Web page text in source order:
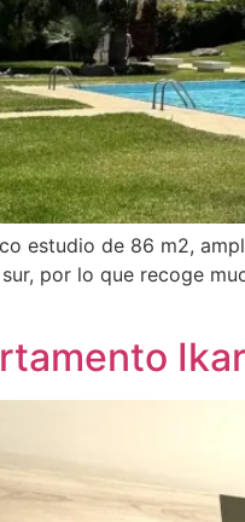
estudio de 86 m2,
por lo que recoge